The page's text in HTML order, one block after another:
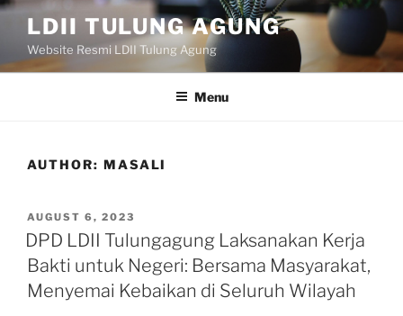
Skip
content
LDII TULUNG AGUNG
Website Resmi LDII Tulung Agung
Menu
AUTHOR: MASALI
POSTED
ON
AUGUST 6, 2023
DPD LDII Tulungagung Laksanakan Kerja
Bakti untuk Negeri: Bersama Masyarakat,
Menyemai Kebaikan di Seluruh Wilayah